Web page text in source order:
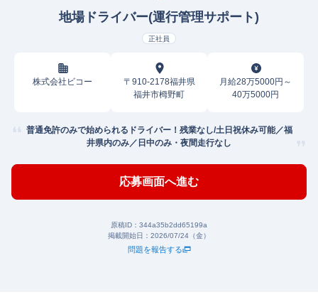
地場ドライバー(運行管理サポート)
正社員
株式会社ビコー
〒910-2178福井県
福井市栂野町
月給28万5000円～
40万5000円
普通免許のみで始められるドライバー！残業なし/土日祝休み可能／福
井県内のみ／日中のみ・夜間走行なし
応募画面へ進む
原稿ID： 344a35b2dd65199a
掲載開始日： 2026/07/24（金）
問題を報告する